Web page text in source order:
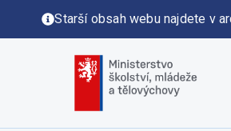
Starší obsah webu najdete v